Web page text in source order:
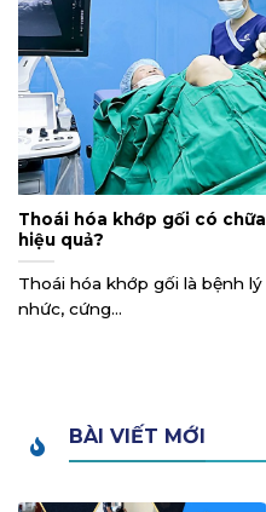
Thoái hóa khớp gối có
hiệu quả?
Thoái hóa khớp gối là bệnh
nhức, cứng...
BÀI VIẾT MỚI